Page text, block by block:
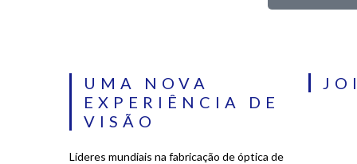
UMA NOVA
EXPERIÊNCIA DE
VISÃO
Líderes mundiais na fabricação de óptica de